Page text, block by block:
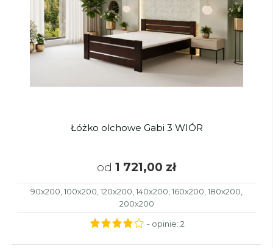
Łóżko olchowe Gabi 3 WIÓR
od 1 721,00 zł
90x200, 100x200, 120x200, 140x200, 160x200, 180x200,
200x200
- opinie: 2